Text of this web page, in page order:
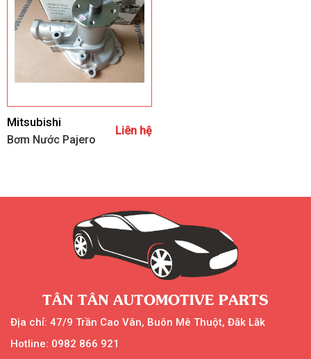
Mitsubishi
Bơm Nước Pajero
Liên hệ
TÂN TÂN AUTOMOTIVE PARTS
Địa chỉ: 47/9 Trần Cao Vân, Buôn Mê Thuột, Đăk Lăk
Hotline: 0982 866 921